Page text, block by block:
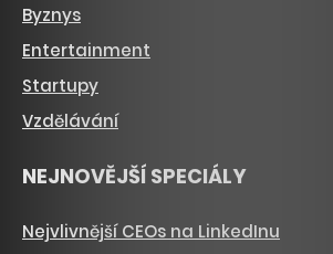
Byznys
Entertainment
Startupy
Vzdělávání
NEJNOVĚJŠÍ SPECIÁLY
Nejvlivnější CEOs na LinkedInu